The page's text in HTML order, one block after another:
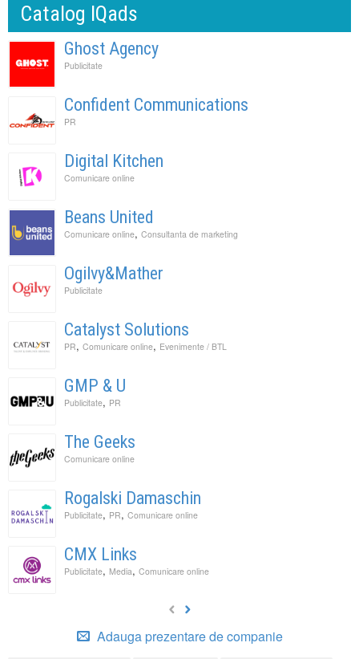
Catalog IQads
Ghost Agency
Publicitate
Confident Communications
PR
Digital Kitchen
Comunicare online
Beans United
Comunicare online, Consultanta de marketing
Ogilvy&Mather
Publicitate
Catalyst Solutions
PR, Comunicare online, Evenimente / BTL
GMP & U
Publicitate, PR
The Geeks
Comunicare online
Rogalski Damaschin
Publicitate, PR, Comunicare online
CMX Links
Publicitate, Media, Comunicare online
Adauga prezentare de companie